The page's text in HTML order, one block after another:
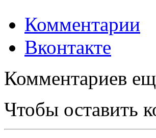
Комментарии
Вконтакте
Комментариев
Чтобы оставить